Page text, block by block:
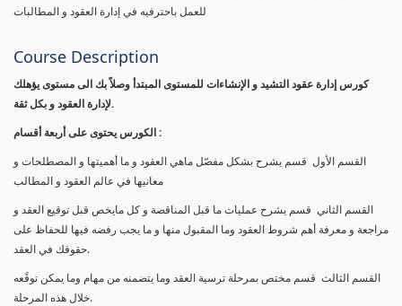
للعمل باحترفيه في إدارة العقود و المطالبات
Course Description
كورس إدارة عقود التشيد و الإنشاءات للمستوى المبتدأ وصلاً بك الى مستوى يؤهلك
لإدارة العقود و بكل ثقة.
الكورس يحتوى على أربعة أقسام :
القسم الأول قسم يشرح بشكل مفصّل ماهي العقود و ما أهميتها و المصطلحات و
معانيها في عالم العقود و المطالب
القسم الثاني قسم يشرح عمليات ما قبل المناقصة و كل مايخص قبل توقيع العقد و
مراجعة و معرفة أهم شروط العقود وما المقبول منها و ما يجب رفضه فيها للحفاظ على
حقوقك في العقد.
القسم الثالث قسم مختص بمرحلة ترسية العقد وما يتضمنه من مهام وما يمكن توقًعه
خلال هذه المرحلة.